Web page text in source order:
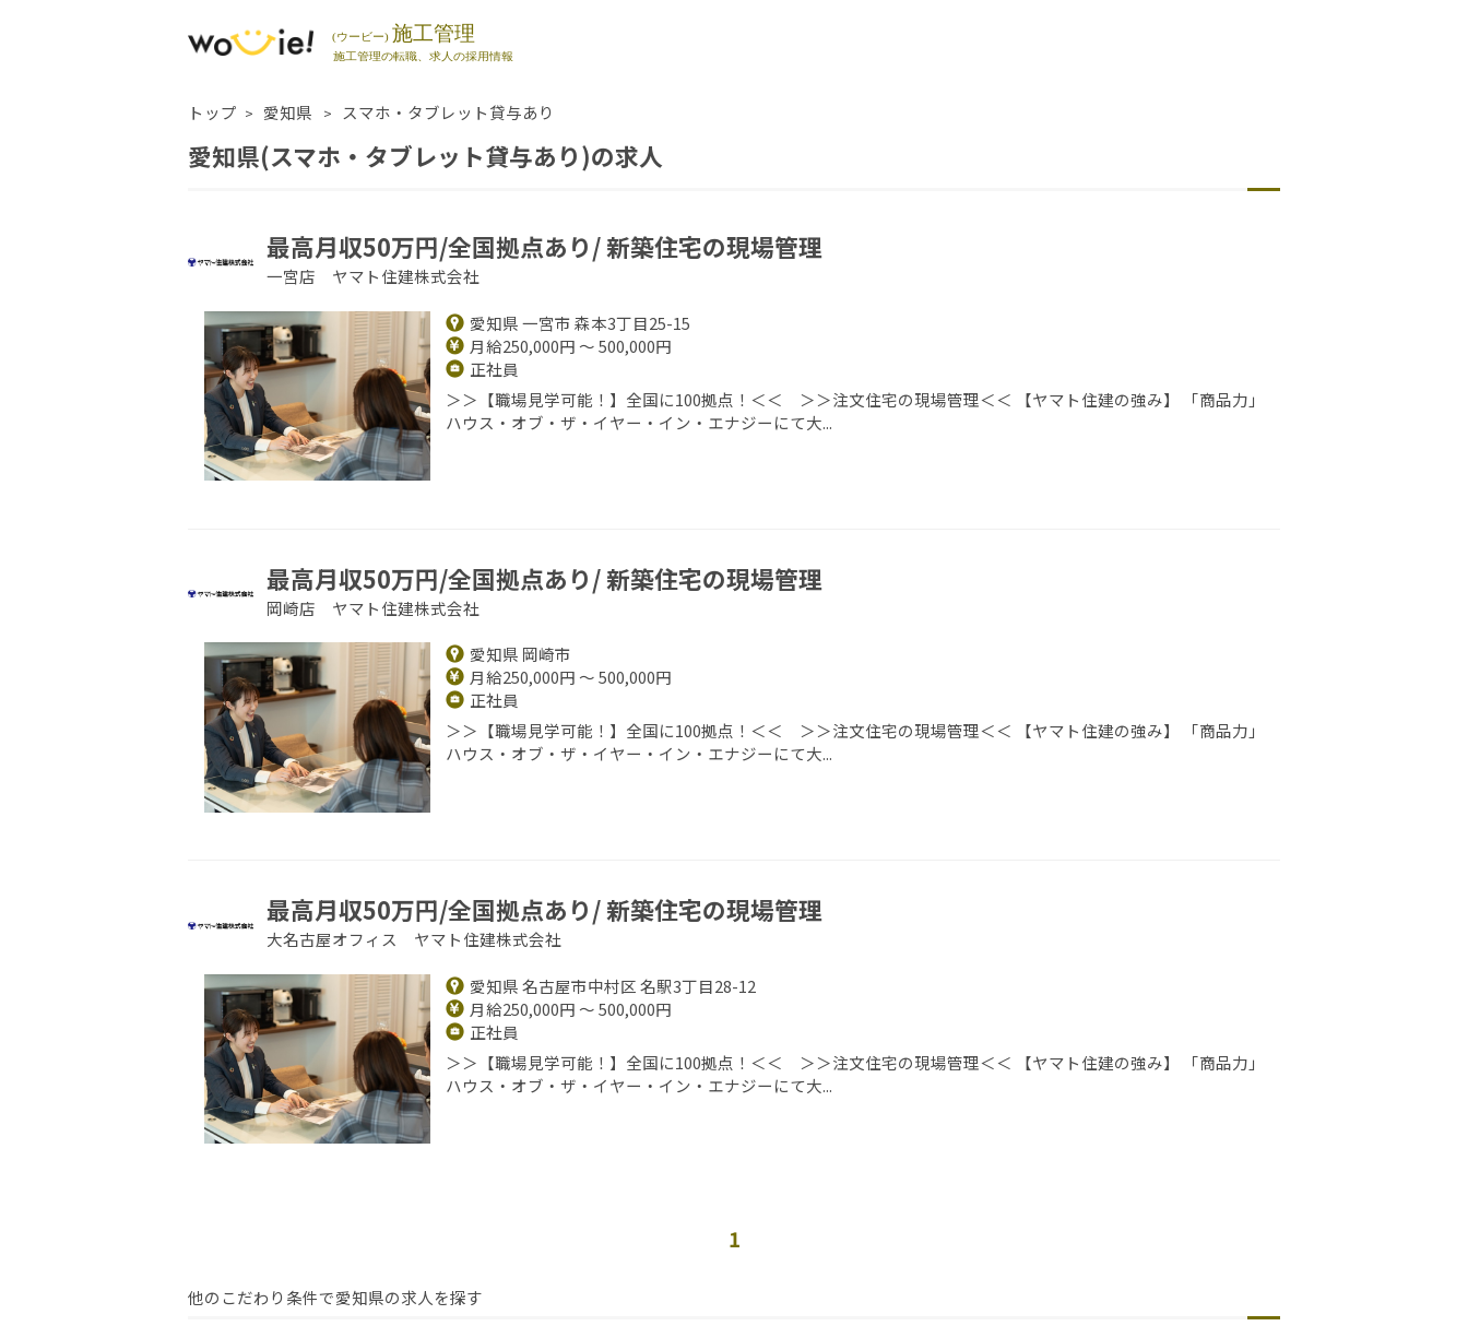
トップ 愛知県 スマホ・タブレット貸与あり
愛知県(スマホ・タブレット貸与あり)の求人
最高月収50万円/全国拠点あり/ 新築住宅の現場管理
一宮店 ヤマト住建株式会社
愛知県 一宮市 森本3丁目25-15
月給250,000円 ～ 500,000円
正社員
＞＞【職場見学可能！】全国に100拠点！＜＜ ＞＞注文住宅の現場管理＜＜ 【ヤマト住建の強み】 「商品力」
ハウス・オブ・ザ・イヤー・イン・エナジーにて大...
最高月収50万円/全国拠点あり/ 新築住宅の現場管理
岡崎店 ヤマト住建株式会社
愛知県 岡崎市
月給250,000円 ～ 500,000円
正社員
＞＞【職場見学可能！】全国に100拠点！＜＜ ＞＞注文住宅の現場管理＜＜ 【ヤマト住建の強み】 「商品力」
ハウス・オブ・ザ・イヤー・イン・エナジーにて大...
最高月収50万円/全国拠点あり/ 新築住宅の現場管理
大名古屋オフィス ヤマト住建株式会社
愛知県 名古屋市中村区 名駅3丁目28-12
月給250,000円 ～ 500,000円
正社員
＞＞【職場見学可能！】全国に100拠点！＜＜ ＞＞注文住宅の現場管理＜＜ 【ヤマト住建の強み】 「商品力」
ハウス・オブ・ザ・イヤー・イン・エナジーにて大...
1
他のこだわり条件で愛知県の求人を探す